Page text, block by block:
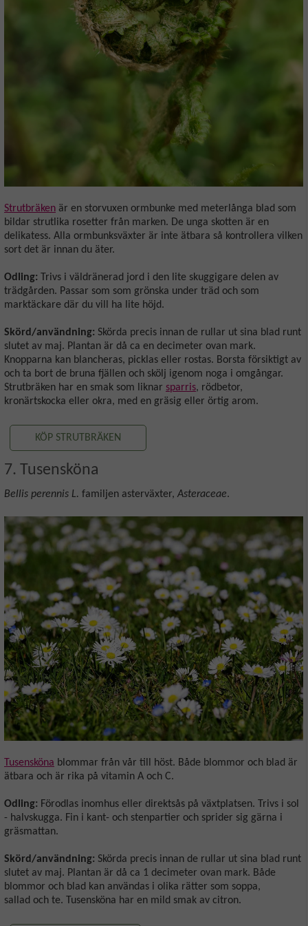
Strutbräken är en storvuxen ormbunke med meterlånga blad som
bildar strutlika rosetter från marken. De unga skotten är en
delikatess. Alla ormbunksväxter är inte ätbara så kontrollera vilken
sort det är innan du äter.
Odling:
Trivs i väldränerad jord i den lite skuggigare delen av
trädgården. Passar som som grönska under träd och som
marktäckare där du vill ha lite höjd.
Skörd/användning: Skörda precis innan de rullar ut sina blad runt
slutet av maj. Plantan är då ca en decimeter ovan mark.
Knopparna kan blancheras, picklas eller rostas. Borsta försiktigt av
och ta bort de bruna fjällen och skölj igenom noga i omgångar.
Strutbräken har en smak som liknar sparris, rödbetor,
kronärtskocka eller okra, med en gräsig eller örtig arom.
KÖP STRUTBRÄKEN
7. Tusensköna
Bellis perennis L. familjen asterväxter, Asteraceae.
Tusensköna blommar från vår till höst. Både blommor och blad är
ätbara och är rika på vitamin A och C.
Odling: Förodlas inomhus eller direktsås på växtplatsen. Trivs i sol
- halvskugga. Fin i kant- och stenpartier och sprider sig gärna i
gräsmattan.
Skörd/användning: Skörda precis innan de rullar ut sina blad runt
slutet av maj. Plantan är då ca 1 decimeter ovan mark. Både
blommor och blad kan användas i olika rätter som soppa,
sallad och te. Tusensköna har en mild smak av citron.